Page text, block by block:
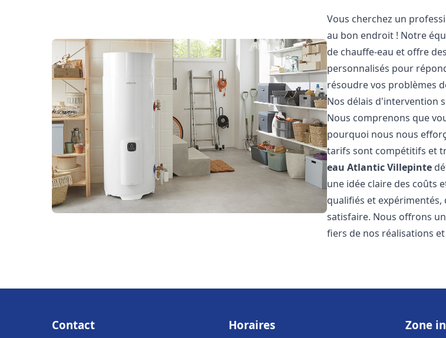
Vous cherchez un
au bon endroit ! Notre
de chauffe-eau et offre
personnalisés pour
résoudre vos problèmes
Nos délais d'intervention
Nous comprenons que
pourquoi nous nous
tarifs sont compétitifs et
eau AtlanticVillepinte
une idée claire des coûts
qualifiés et
satisfaire. Nous offrons
fiers de nos réalisations
Contact Horaires Zone